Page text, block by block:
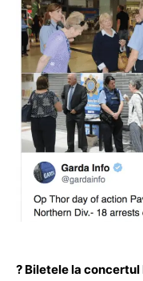
? Biletele la concertul